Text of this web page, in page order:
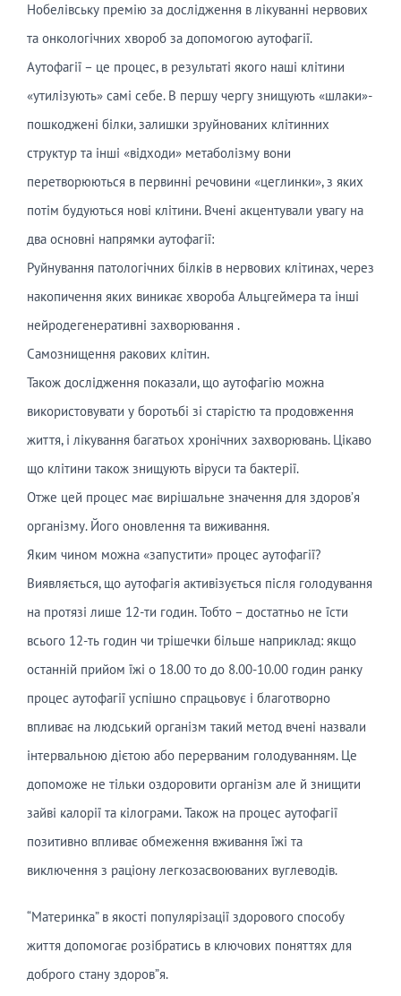
Нобелівську премію за дослідження в лікуванні нервових
та онкологічних хвороб за допомогою аутофагії.
Аутофагії – це процес, в результаті якого наші клітини
«утилізують» самі себе. В першу чергу знищують «шлаки»-
пошкоджені білки, залишки зруйнованих клітинних
структур та інші «відходи» метаболізму вони
перетворюються в первинні речовини «цеглинки», з яких
потім будуються нові клітини. Вчені акцентували увагу на
два основні напрямки аутофагії:
Руйнування патологічних білків в нервових клітинах, через
накопичення яких виникає хвороба Альцгеймера та інші
нейродегенеративні захворювання .
Самознищення ракових клітин.
Також дослідження показали, що аутофагію можна
використовувати у боротьбі зі старістю та продовження
життя, і лікування багатьох хронічних захворювань. Цікаво
що клітини також знищують віруси та бактерії.
Отже цей процес має вирішальне значення для здоров’я
організму. Його оновлення та виживання.
Яким чином можна «запустити» процес аутофагії?
Виявляється, що аутофагія активізується після голодування
на протязі лише 12-ти годин. Тобто – достатньо не їсти
всього 12-ть годин чи трішечки більше наприклад: якщо
останній прийом їжі о 18.00 то до 8.00-10.00 годин ранку
процес аутофагії успішно спрацьовує і благотворно
впливає на людський організм такий метод вчені назвали
інтервальною дієтою або перерваним голодуванням. Це
допоможе не тільки оздоровити організм але й знищити
зайві калорії та кілограми. Також на процес аутофагії
позитивно впливає обмеження вживання їжі та
виключення з раціону легкозасвоюваних вуглеводів.
“Материнка” в якості популярізації здорового способу
життя допомогає розібратись в ключових поняттях для
доброго стану здоров”я.